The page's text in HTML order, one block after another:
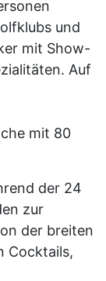
und
mit Show-
Auf
mit 80
der 24
zur
der breiten
Cocktails,